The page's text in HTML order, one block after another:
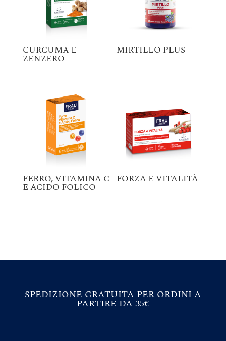
CURCUMA E
ZENZERO
MIRTILLO PLUS
FERRO, VITAMINA C
E ACIDO FOLICO
FORZA E VITALITÀ
SPEDIZIONE GRATUITA PER ORDINI A
PARTIRE DA 35€